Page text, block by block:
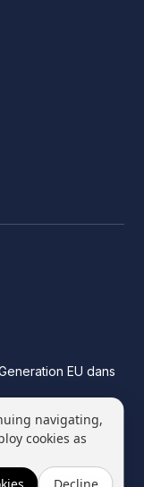
navigating,
cookies as
EU dans
de France